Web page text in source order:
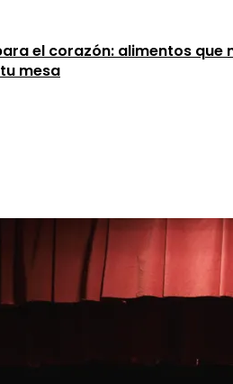
el corazón: alimentos que
mesa